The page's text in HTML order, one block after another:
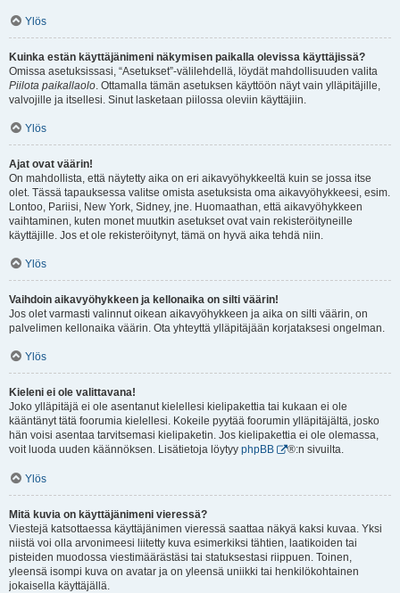
Ylös
Kuinka estän käyttäjänimeni näkymisen paikalla olevissa käyttäjissä?
Omissa asetuksissasi, “Asetukset”-välilehdellä, löydät mahdollisuuden valita
Piilota paikallaolo. Ottamalla tämän asetuksen käyttöön näyt vain ylläpitäjille,
valvojille ja itsellesi. Sinut lasketaan piilossa oleviin käyttäjiin.
Ylös
Ajat ovat väärin!
On mahdollista, että näytetty aika on eri aikavyöhykkeeltä kuin se jossa itse
olet. Tässä tapauksessa valitse omista asetuksista oma aikavyöhykkeesi, esim.
Lontoo, Pariisi, New York, Sidney, jne. Huomaathan, että aikavyöhykkeen
vaihtaminen, kuten monet muutkin asetukset ovat vain rekisteröityneille
käyttäjille. Jos et ole rekisteröitynyt, tämä on hyvä aika tehdä niin.
Ylös
Vaihdoin aikavyöhykkeen ja kellonaika on silti väärin!
Jos olet varmasti valinnut oikean aikavyöhykkeen ja aika on silti väärin, on
palvelimen kellonaika väärin. Ota yhteyttä ylläpitäjään korjataksesi ongelman.
Ylös
Kieleni ei ole valittavana!
Joko ylläpitäjä ei ole asentanut kielellesi kielipakettia tai kukaan ei ole
kääntänyt tätä foorumia kielellesi. Kokeile pyytää foorumin ylläpitäjältä, josko
hän voisi asentaa tarvitsemasi kielipaketin. Jos kielipakettia ei ole olemassa,
voit luoda uuden käännöksen. Lisätietoja löytyy phpBB ®:n sivuilta.
Ylös
Mitä kuvia on käyttäjänimeni vieressä?
Viestejä katsottaessa käyttäjänimen vieressä saattaa näkyä kaksi kuvaa. Yksi
niistä voi olla arvonimeesi liitetty kuva esimerkiksi tähtien, laatikoiden tai
pisteiden muodossa viestimäärästäsi tai statuksestasi riippuen. Toinen,
yleensä isompi kuva on avatar ja on yleensä uniikki tai henkilökohtainen
jokaisella käyttäjällä.